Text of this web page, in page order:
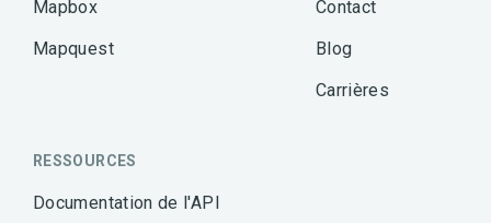
Mapbox
Mapquest
Contact
Blog
Carrières
RESSOURCES
Documentation de l'API